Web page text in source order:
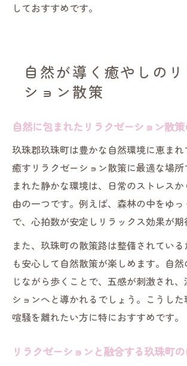
しておすすめです。
自然が導く癒やしの
ション散策
自然に包まれたリラクゼーション散
玖珠郡玖珠町は豊かな自然環境に恵ま
癒すリラクゼーション散策に最適な場
まれた静かな環境は、日常のストレス
由の一つです。例えば、森林の中をゆっ
で、心拍数が安定しリラックス効果が期
また、玖珠町の散策路は整備されてい
も安心して自然散策が楽しめます。自
じながら歩くことで、五感が刺激され
ションへと導かれるでしょう。こうし
喧騒を離れたい方に特におすすめです。
リラクゼーションと融合する玖珠町